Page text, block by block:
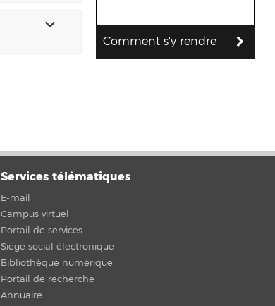
Comment s'y rendre
Services télématiques
E-mail
Campus virtuel
Portail de services
Siège social électronique
Bibliothèque numérique
Portail de recherche
Annuaire